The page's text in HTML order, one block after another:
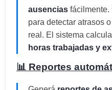
ausencias fácilmente.
para detectar atrasos
real. El sistema
horas trabajadas y
📊 Reportes